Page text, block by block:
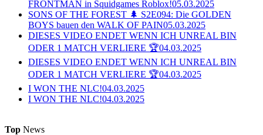
FRONTMAN in Squidgames Roblox!05.03.2025
SONS OF THE FOREST 🌲 S2E094: Die GOLDEN
BOYS bauen den WALK OF PAIN05.03.2025
DIESES VIDEO ENDET WENN ICH UNREAL BIN
ODER 1 MATCH VERLIERE 🏆04.03.2025
DIESES VIDEO ENDET WENN ICH UNREAL BIN
ODER 1 MATCH VERLIERE 🏆04.03.2025
I WON THE NLC!04.03.2025
I WON THE NLC!04.03.2025
Top News